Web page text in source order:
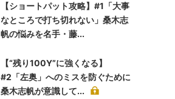
【ショートパット攻略】#1「大事
なところで打ち切れない」桑木志
帆の悩みを名手・藤...
【“残り100Y”に強くなる】
#2「左奥」へのミスを防ぐために
桑木志帆が意識して...